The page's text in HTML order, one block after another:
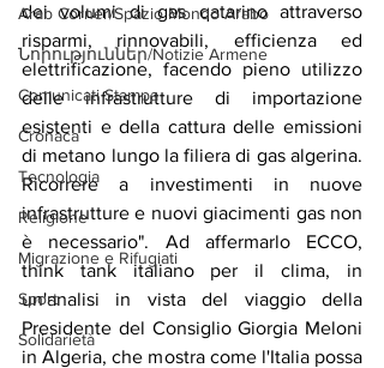
Arab Corner/Spazio Mondo Arabo
Նորություններ/Notizie Armene
Comunicati Stampa
Cronaca
Tecnologia
Religione
Migrazione e Rifugiati
Sport
Solidarietà
dei volumi di gas qatarino attraverso
risparmi, rinnovabili, efficienza ed
elettrificazione, facendo pieno utilizzo
delle infrastrutture di importazione
esistenti e della cattura delle emissioni
di metano lungo la filiera di gas algerina.
Ricorrere a investimenti in nuove
infrastrutture e nuovi giacimenti gas non
è necessario". Ad affermarlo ECCO,
think tank italiano per il clima, in
un'analisi in vista del viaggio della
Presidente del Consiglio Giorgia Meloni
in Algeria, che mostra come l'Italia possa